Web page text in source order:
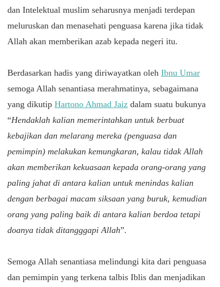
dan Intelektual muslim seharusnya menjadi terdepan
meluruskan dan menasehati penguasa karena jika tidak
Allah akan memberikan azab kepada negeri itu.
Berdasarkan hadis yang diriwayatkan oleh Ibnu Umar
semoga Allah senantiasa merahmatinya, sebagaimana
yang dikutip Hartono Ahmad Jaiz dalam suatu bukunya
“Hendaklah kalian memerintahkan untuk berbuat
kebajikan dan melarang mereka (penguasa dan
pemimpin) melakukan kemungkaran, kalau tidak Allah
akan memberikan kekuasaan kepada orang-orang yang
paling jahat di antara kalian untuk menindas kalian
dengan berbagai macam siksaan yang buruk, kemudian
orang yang paling baik di antara kalian berdoa tetapi
doanya tidak ditangggapi Allah”.
Semoga Allah senantiasa melindungi kita dari penguasa
dan pemimpin yang terkena talbis Iblis dan menjadikan